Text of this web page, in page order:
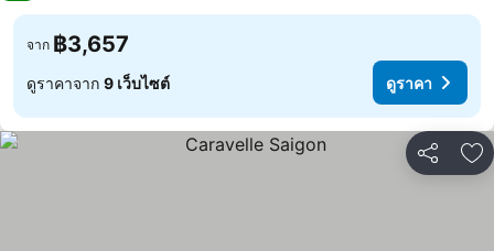
จาก ฿3,657
ดูราคาจาก 9 เว็บไซต์ ดูราคา
แชร์ เ